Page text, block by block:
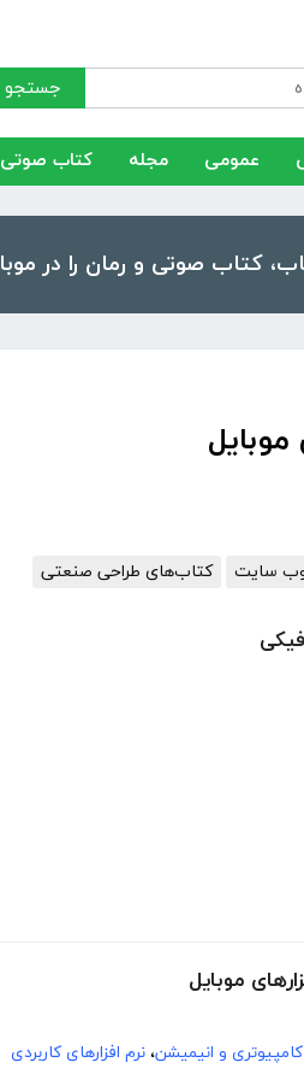
جستجو
عمومی مجله کتاب صوتی
وب سایت کتاب‌های طراحی صنعتی
موبایل
و انیمیشن، نرم افزارهای کاربردی